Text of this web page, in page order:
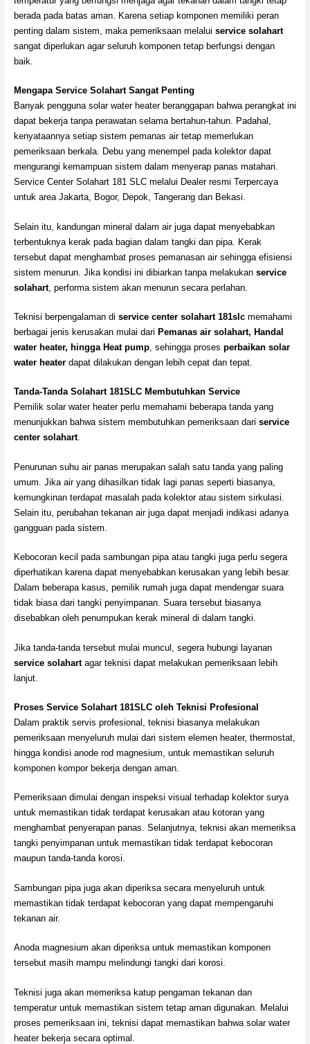
berada pada batas aman. Karena setiap komponen memiliki peran
penting dalam sistem, maka pemeriksaan melalui service solahart
sangat diperlukan agar seluruh komponen tetap berfungsi dengan
baik.
Mengapa Service Solahart Sangat Penting
Banyak pengguna solar water heater beranggapan bahwa perangkat ini
dapat bekerja tanpa perawatan selama bertahun-tahun. Padahal,
kenyataannya setiap sistem pemanas air tetap memerlukan
pemeriksaan berkala. Debu yang menempel pada kolektor dapat
mengurangi kemampuan sistem dalam menyerap panas matahari.
Service Center Solahart 181 SLC melalui Dealer resmi Terpercaya
untuk area Jakarta, Bogor, Depok, Tangerang dan Bekasi.
Selain itu, kandungan mineral dalam air juga dapat menyebabkan
terbentuknya kerak pada bagian dalam tangki dan pipa. Kerak
tersebut dapat menghambat proses pemanasan air sehingga efisiensi
sistem menurun. Jika kondisi ini dibiarkan tanpa melakukan service
solahart, performa sistem akan menurun secara perlahan.
Teknisi berpengalaman di service center solahart 181slcmemahami
berbagai jenis kerusakan mulai dari Pemanas air solahart, Handal
water heater, hingga Heat pump, sehingga proses perbaikan solar
water heaterdapat dilakukan dengan lebih cepat dan tepat.
Tanda-Tanda Solahart 181SLC Membutuhkan Service
Pemilik solar water heater perlu memahami beberapa tanda yang
menunjukkan bahwa sistem membutuhkan pemeriksaan dari service
center solahart.
Penurunan suhu air panas merupakan salah satu tanda yang paling
umum. Jika air yang dihasilkan tidak lagi panas seperti biasanya,
kemungkinan terdapat masalah pada kolektor atau sistem sirkulasi.
Selain itu, perubahan tekanan air juga dapat menjadi indikasi adanya
gangguan pada sistem.
Kebocoran kecil pada sambungan pipa atau tangki juga perlu segera
diperhatikan karena dapat menyebabkan kerusakan yang lebih besar.
Dalam beberapa kasus, pemilik rumah juga dapat mendengar suara
tidak biasa dari tangki penyimpanan. Suara tersebut biasanya
disebabkan oleh penumpukan kerak mineral di dalam tangki.
Jika tanda-tanda tersebut mulai muncul, segera hubungi layanan
service solahartagar teknisi dapat melakukan pemeriksaan lebih
lanjut.
Proses Service Solahart 181SLC oleh Teknisi Profesional
Dalam praktik servis profesional, teknisi biasanya melakukan
pemeriksaan menyeluruh mulai dari sistem elemen heater, thermostat,
hingga kondisi anode rod magnesium, untuk memastikan seluruh
komponen kompor bekerja dengan aman.
Pemeriksaan dimulai dengan inspeksi visual terhadap kolektor surya
untuk memastikan tidak terdapat kerusakan atau kotoran yang
menghambat penyerapan panas. Selanjutnya, teknisi akan memeriksa
tangki penyimpanan untuk memastikan tidak terdapat kebocoran
maupun tanda-tanda korosi.
Sambungan pipa juga akan diperiksa secara menyeluruh untuk
memastikan tidak terdapat kebocoran yang dapat mempengaruhi
tekanan air.
Anoda magnesium akan diperiksa untuk memastikan komponen
tersebut masih mampu melindungi tangki dari korosi.
Teknisi juga akan memeriksa katup pengaman tekanan dan
temperatur untuk memastikan sistem tetap aman digunakan. Melalui
proses pemeriksaan ini, teknisi dapat memastikan bahwa solar water
heater bekerja secara optimal.